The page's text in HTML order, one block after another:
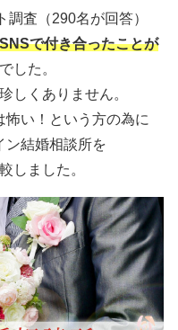
調査（290名が回答）
で付き合ったことが
した。
しくありません。
い！という方の為に
ン結婚相談所を
しました。